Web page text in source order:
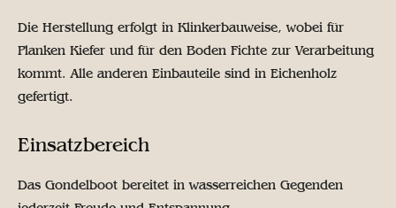
Die Herstellung erfolgt in Klinkerbauweise, wobei für
Planken Kiefer und für den Boden Fichte zur Verarbeitung
kommt. Alle anderen Einbauteile sind in Eichenholz
gefertigt.
Einsatzbereich
Das Gondelboot bereitet in wasserreichen Gegenden